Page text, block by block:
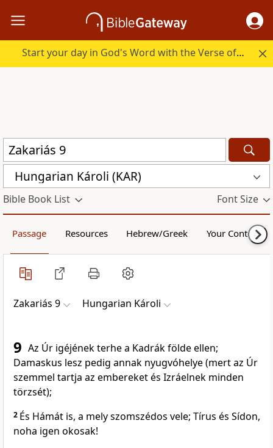
Start your day in God's Word with the Verse of the Day.
Hungarian Károli (KAR)
Bible Book List Font Size
Passage Resources Hebrew/Greek Your Content
Zakariás 9 Hungarian Károli
9 Az Úr igéjének terhe a Kadrák földe ellen;
Damaskus lesz pedig annak nyugvóhelye (mert az Úr
szemmel tartja az embereket és Izráelnek minden
törzsét);
2 És Hámát is, a mely szomszédos vele; Tírus és Sídon,
noha igen okosak!